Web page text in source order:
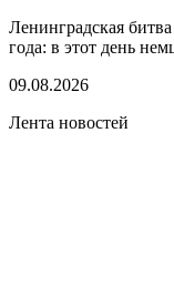
Ленинградская
года: в этот день
09.08.2026
Лента новостей